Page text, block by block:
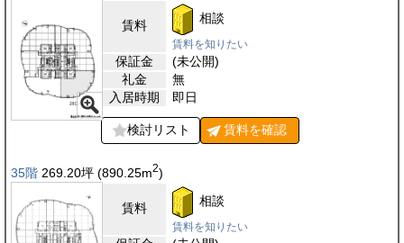
賃料 相談
賃料を知りたい
保証金
(未公開)
礼金
無
入居時期
即日
検討リスト 賃料を確認
35階 269.20坪 (890.25m2)
賃料 相談
賃料を知りたい